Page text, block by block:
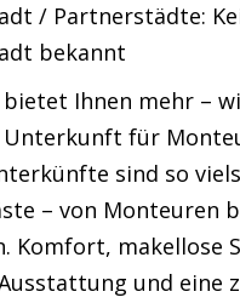
/ Partnerstädte:
bekannt
bietet Ihnen mehr –
Unterkunft für
sind so
– von Monteuren
Komfort, makellose
und eine